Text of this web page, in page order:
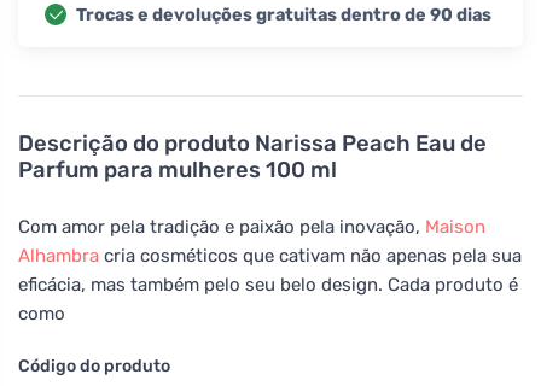
Descrição do produto Narissa Peach Eau de
Parfum para mulheres 100 ml
Com amor pela tradição e paixão pela inovação, Maison
Alhambra cria cosméticos que cativam não apenas pela sua
eficácia, mas também pelo seu belo design. Cada produto é
como
Código do produto
Trocas e devoluções gratuitas dentro de 90 dias